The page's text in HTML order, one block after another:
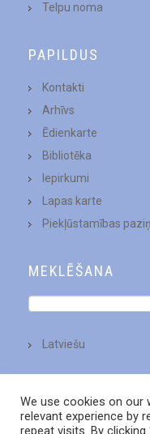
Telpu noma
PAPILDUS
Kontakti
Arhīvs
Ēdienkarte
Bibliotēka
Iepirkumi
Lapas karte
Piekļūstamības
MEKLĒŠANA
Latviešu
We use cookies on our
relevant experience by
repeat visits. By